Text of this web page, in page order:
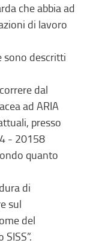
che abbia ad
di lavoro
sono descritti
dal
ad ARIA
presso
- 20158
quanto
di
sul
del